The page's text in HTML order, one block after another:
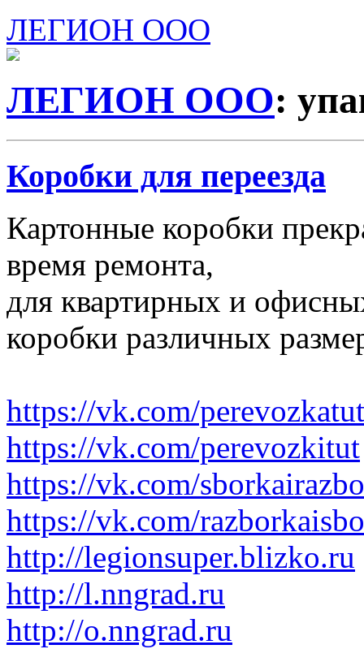
ЛЕГИОН ООО
ЛЕГИОН ООО:
Коробки для переезда
Картонные коробки
время ремонта,
для квартирных и
коробки различных
https://vk.com/perevozkatut
https://vk.com/perevozkitut
https://vk.com/
https://vk.com/
http://legionsuper.blizko.ru
http://l.nngrad.ru
http://o.nngrad.ru